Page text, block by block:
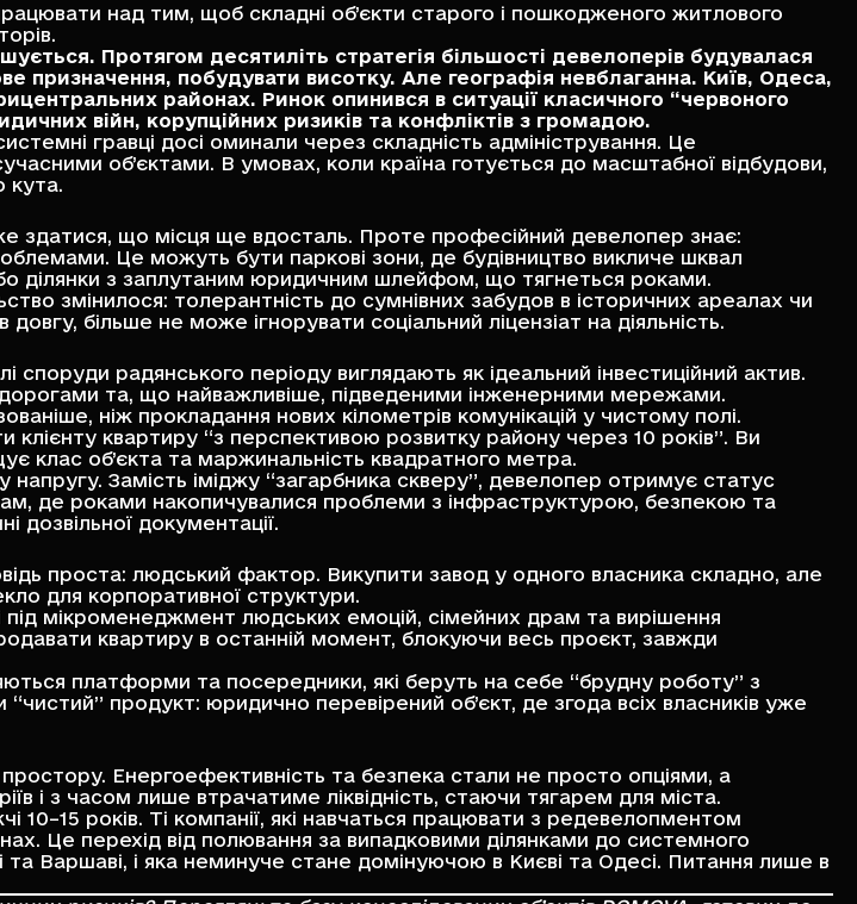
над тим, щоб складні об’єкти старого і пошкодженого житлового
Протягом десятиліть стратегія більшості девелоперів будувалася
призначення, побудувати висотку. Але географія невблаганна. Київ, Одеса,
районах. Ринок опинився в ситуації класичного “червоного
війн, корупційних ризиків та конфліктів з громадою.
гравці досі оминали через складність адміністрування. Це
об’єктами. В умовах, коли країна готується до масштабної відбудови,
кута.
здатися, що місця ще вдосталь. Проте професійний девелопер знає:
Це можуть бути паркові зони, де будівництво викличе шквал
ділянки з заплутаним юридичним шлейфом, що тягнеться роками.
змінилося: толерантність до сумнівних забудов в історичних ареалах чи
більше не може ігнорувати соціальний ліцензіат на діяльність.
споруди радянського періоду виглядають як ідеальний інвестиційний актив.
та, що найважливіше, підведеними інженерними мережами.
ніж прокладання нових кілометрів комунікацій у чистому полі.
квартиру “з перспективою розвитку району через 10 років”. Ви
клас об’єкта та маржинальність квадратного метра.
Замість іміджу “загарбника скверу”, девелопер отримує статус
де роками накопичувалися проблеми з інфраструктурою, безпекою та
документації.
проста: людський фактор. Викупити завод у одного власника складно, але
для корпоративної структури.
під мікроменеджмент людських емоцій, сімейних драм та вирішення
квартиру в останній момент, блокуючи весь проєкт, завжди
платформи та посередники, які беруть на себе “брудну роботу” з
продукт: юридично перевірений об’єкт, де згода всіх власників уже
Енергоефективність та безпека стали не просто опціями, а
і з часом лише втрачатиме ліквідність, стаючи тягарем для міста.
10–15 років. Ті компанії, які навчаться працювати з редевелопментом
Це перехід від полювання за випадковими ділянками до системного
Варшаві, і яка неминуче стане домінуючою в Києві та Одесі. Питання лише в